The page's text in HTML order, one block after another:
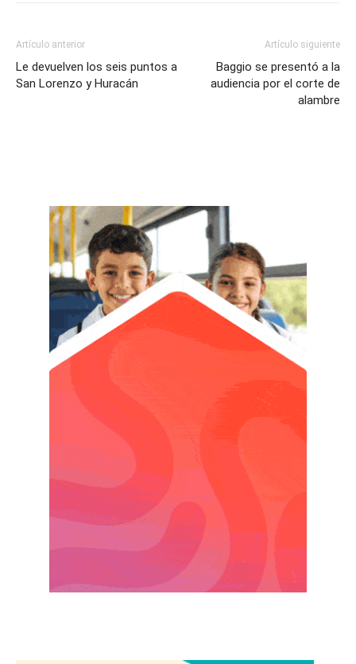
Artículo anterior
Le devuelven los seis puntos a
San Lorenzo y Huracán
Artículo siguiente
Baggio se presentó a la
audiencia por el corte de
alambre